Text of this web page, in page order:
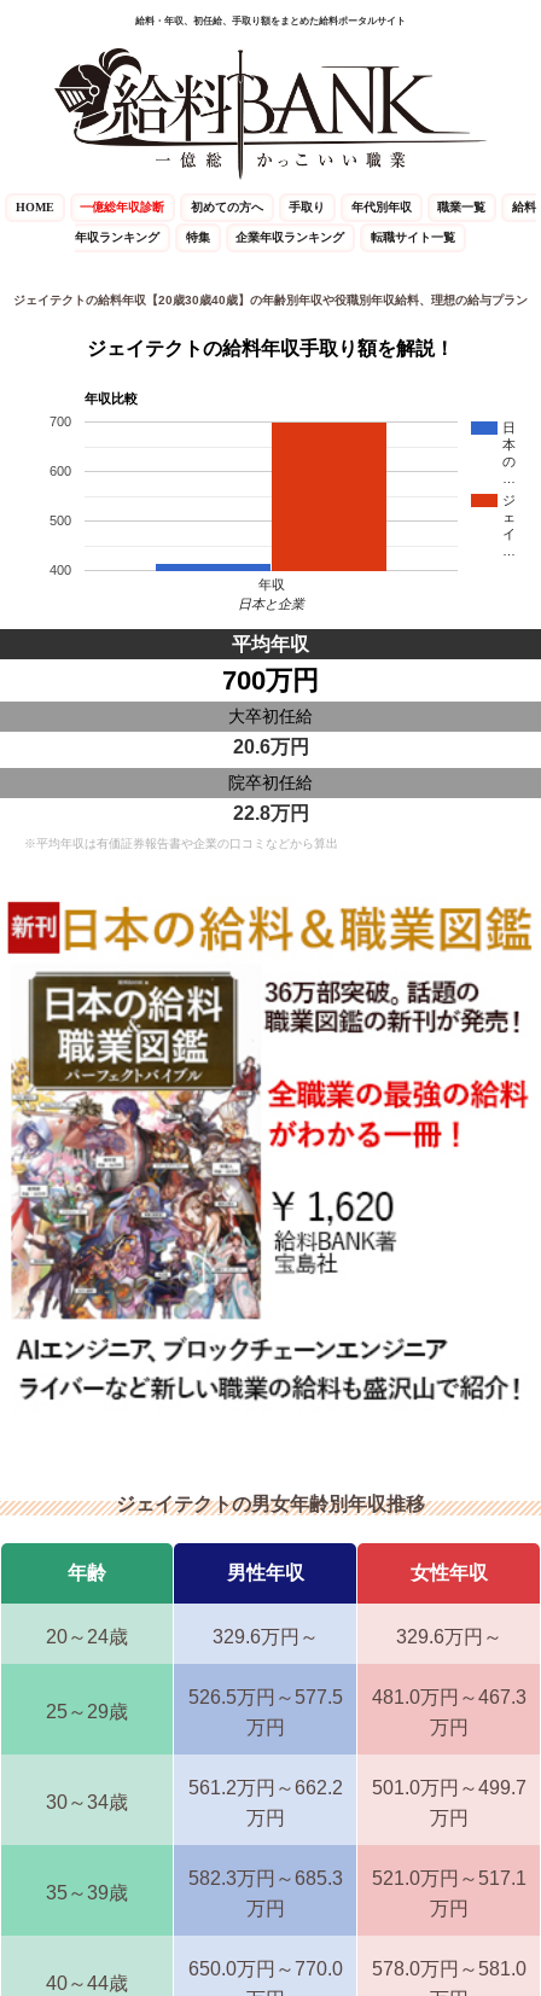
給料・年収、初任給、手取り額をまとめた給料ポータルサイト
HOME 一億総年収診断 初めての方へ 手取り 年代別年収 職業一覧 給料
年収ランキング 特集 企業年収ランキング 転職サイト一覧
ジェイテクトの給料年収【20歳30歳40歳】の年齢別年収や役職別年収給料、理想の給与プラン
ジェイテクトの給料年収手取り額を解説！
年収比較
日
本
の
ジ
ェ
イ
年収
400
500
600
700
日本と企業
平均年収
700万円
大卒初任給
20.6万円
院卒初任給
22.8万円
※平均年収は有価証券報告書や企業の口コミなどから算出
ジェイテクトの男女年齢別年収推移
年齢 男性年収 女性年収
20～24歳 329.6万円～ 329.6万円～
25～29歳
526.5万円～577.5
万円
481.0万円～467.3
万円
30～34歳
561.2万円～662.2
万円
501.0万円～499.7
万円
35～39歳
582.3万円～685.3
万円
521.0万円～517.1
万円
40～44歳
650.0万円～770.0
578.0万円～581.0